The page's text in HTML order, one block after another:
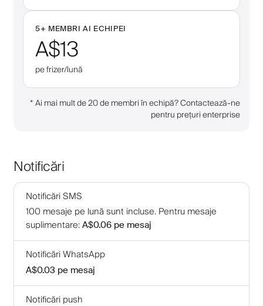
5+ MEMBRI AI ECHIPEI
A$13
pe frizer/lună
*Ai mai mult de 20 de membri în echipă? Contactează-ne
pentru prețuri enterprise
Notificări
Notificări SMS
100 mesaje pe lună sunt incluse. Pentru mesaje
suplimentare: A$0.06 pe mesaj
Notificări WhatsApp
A$0.03 pe mesaj
Notificări push